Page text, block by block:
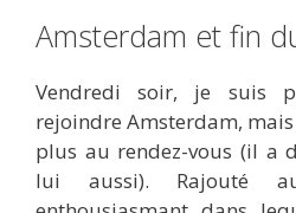
Amsterdam et fin
Vendredi soir, je suis
rejoindre Amsterdam,
plus au rendez-vous (il a
lui aussi). Rajouté